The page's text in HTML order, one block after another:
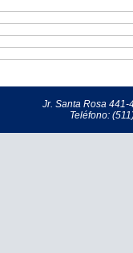
Jr. Santa Rosa 441-
Teléfono: